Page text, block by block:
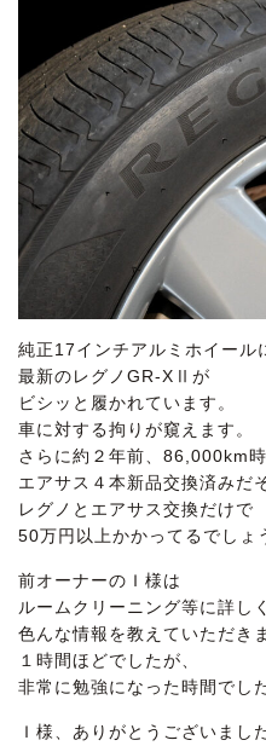
純正17インチアルミホイール
最新のレグノGR-XⅡが
ビシッと履かれています。
車に対する拘りが窺えます。
さらに約２年前、86,000km
エアサス４本新品交換済みだ
レグノとエアサス交換だけで
50万円以上かかってるでしょ
前オーナーのＩ様は
ルームクリーニング等に詳し
色んな情報を教えていただき
１時間ほどでしたが、
非常に勉強になった時間でし
Ｉ様、ありがとうございまし